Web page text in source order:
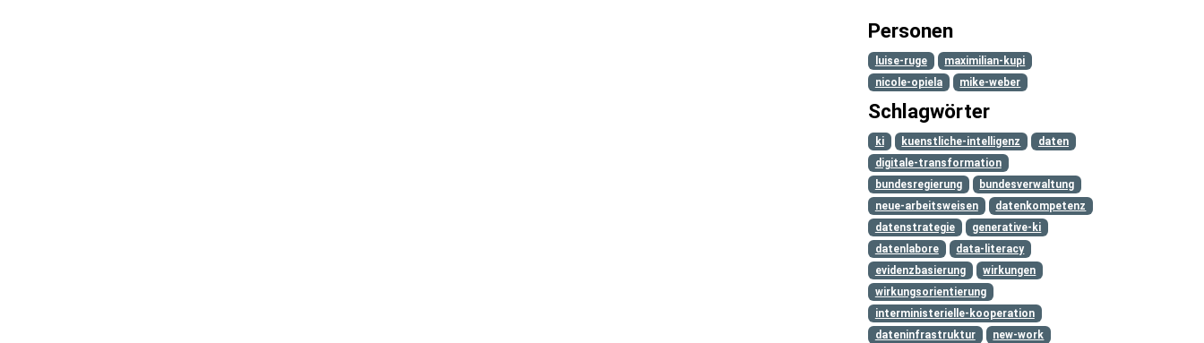
Personen
luise-ruge
maximilian-kupi
nicole-opiela
mike-weber
Schlagwörter
ki kuenstliche-intelligenz
daten
digitale-transformation
bundesregierung
bundesverwaltung
neue-arbeitsweisen
datenkompetenz
datenstrategie
generative-ki
datenlabore
data-literacy
evidenzbasierung
wirkungen
wirkungsorientierung
interministerielle-kooperation
dateninfrastruktur
new-work